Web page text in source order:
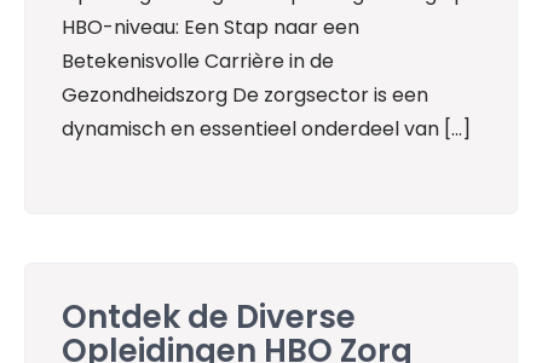
HBO-niveau: Een Stap naar een
Betekenisvolle Carrière in de
Gezondheidszorg De zorgsector is een
dynamisch en essentieel onderdeel van […]
Ontdek de Diverse
Opleidingen HBO Zorg